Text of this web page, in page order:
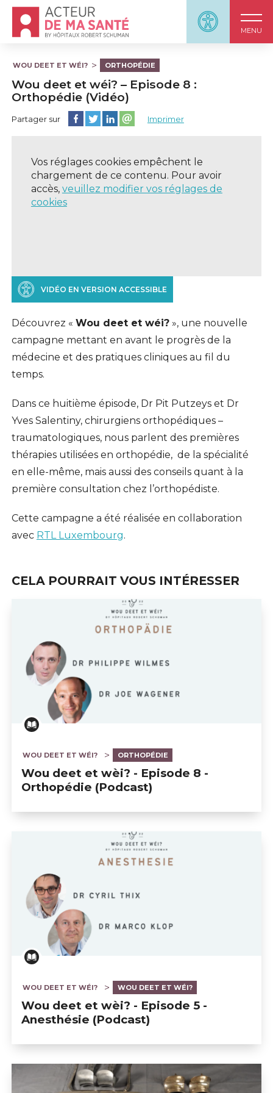
Panneau
MENU
Accueil - Acteur de ma santé, by HôpitauxRobert
WOU DEET ET WÉI? ORTHOPÉDIE
Wou deet et wéi? – Episode 8 :
Orthopédie (Vidéo)
Partager sur Partager cette page sur Facebook
Partager cette page sur Twitter
Partager cette page sur LinkedIn
Partager cette page sur email
Imprimer
Vos réglages cookies empêchent le
chargement de ce contenu. Pour avoir
accès, veuillez modifier vos réglages de
cookies
VIDÉO EN VERSION ACCESSIBLE
Découvrez « Wou deet et wéi?», une nouvelle
campagne mettant en avant le progrès de la
médecine et des pratiques cliniques au fil du
temps.
Dans ce huitième épisode, Dr Pit Putzeys et Dr
Yves Salentiny, chirurgiens orthopédiques –
traumatologiques, nous parlent des premières
thérapies utilisées en orthopédie, de la spécialité
en elle-même, mais aussi des conseils quant à la
première consultation chez l’orthopédiste.
Cette campagne a été réalisée en collaboration
avec RTL Luxembourg.
CELA POURRAIT VOUS INTÉRESSER
WOU DEET ET WÉI? ORTHOPÉDIE
Wou deet et wèi? - Episode 8 -
Orthopédie (Podcast)
WOU DEET ET WÉI? WOU DEET ET WÉI?
Wou deet et wèi? - Episode 5 -
Anesthésie (Podcast)